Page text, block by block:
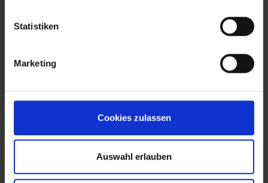
Statistiken
Marketing
Cookies zulassen
Auswahl erlauben